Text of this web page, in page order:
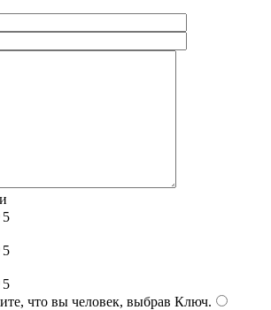
5
5
5
что вы человек, выбрав Ключ.